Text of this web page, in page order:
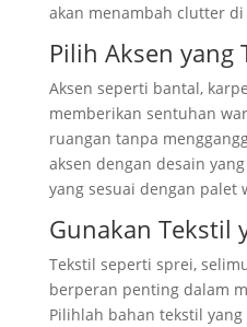
akan menambah clutter
Pilih Aksen yang
Aksen seperti bantal,
memberikan sentuhan
ruangan tanpa
aksen dengan desain
yang sesuai dengan palet
Gunakan Tekstil
Tekstil seperti sprei,
berperan penting dalam
Pilihlah bahan tekstil